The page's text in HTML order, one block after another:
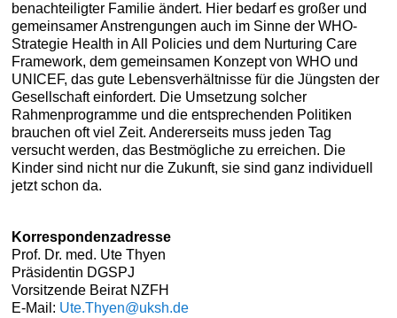
benachteiligter Familie ändert. Hier bedarf es großer und
gemeinsamer Anstrengungen auch im Sinne der WHO-
Strategie Health in All Policies und dem Nurturing Care
Framework, dem gemeinsamen Konzept von WHO und
UNICEF, das gute Lebensverhältnisse für die Jüngsten der
Gesellschaft einfordert. Die Umsetzung solcher
Rahmenprogramme und die entsprechenden Politiken
brauchen oft viel Zeit. Andererseits muss jeden Tag
versucht werden, das Bestmögliche zu erreichen. Die
Kinder sind nicht nur die Zukunft, sie sind ganz individuell
jetzt schon da.
Korrespondenzadresse
Prof. Dr. med. Ute Thyen
Präsidentin DGSPJ
Vorsitzende Beirat NZFH
E-Mail: Ute.Thyen@uksh.de